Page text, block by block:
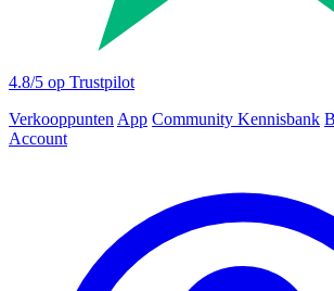
4.8/5 op Trustpilot
Verkooppunten App Community Kennisbank
Account